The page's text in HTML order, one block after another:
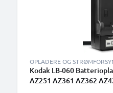
OPLADERE OG
Kodak LB-060
AZ251 AZ361 AZ362